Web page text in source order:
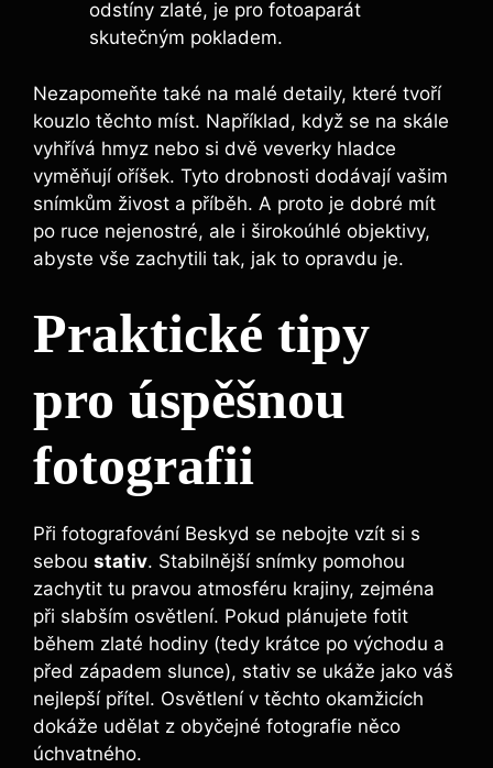
odstíny zlaté,‌ je ‌pro fotoaparát
skutečným pokladem.
Nezapomeňte také na ⁢malé detaily, které tvoří ​
kouzlo těchto míst. Například, když se na skále
vyhřívá hmyz nebo ⁣si dvě veverky hladce
vyměňují oříšek.‍ Tyto drobnosti dodávají vašim ​
snímkům živost‍ a příběh. A proto‍ je dobré⁣ mít
po ruce nejenostré,⁤ ale i širokoúhlé objektivy,
abyste vše ⁣zachytili tak, jak to opravdu je.
Praktické tipy
pro úspěšnou
fotografii
Při fotografování⁤ Beskyd⁤ se nebojte⁢ vzít si⁣ s
sebou⁢ stativ.⁤ Stabilnější snímky pomohou
zachytit tu pravou atmosféru ⁣krajiny, zejména
při slabším osvětlení. Pokud plánujete ​fotit
během zlaté hodiny (tedy krátce​ po východu a
před západem slunce), ⁣stativ se ukáže ‌jako váš
nejlepší přítel. Osvětlení v těchto okamžicích
dokáže udělat z obyčejné fotografie něco
úchvatného.